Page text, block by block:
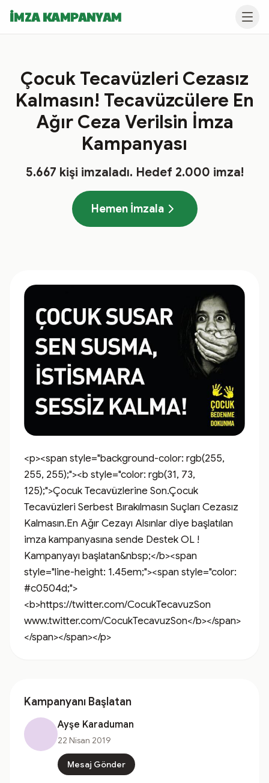
İMZA KAMPANYAM
Çocuk Tecavüzleri Cezasız
Kalmasın! Tecavüzcülere En
Ağır Ceza Verilsin İmza
Kampanyası
5.667 kişi imzaladı. Hedef 2.000 imza!
Hemen İmzala
<p><span style="background-color: rgb(255,
255, 255);"><b style="color: rgb(31, 73,
125);">Çocuk Tecavüzlerine Son.Çocuk
Tecavüzleri Serbest Bırakılmasın Suçları Cezasız
Kalmasın.En Ağır Cezayı Alsınlar diye başlatılan
imza kampanyasına sende Destek OL !
Kampanyayı başlatan&nbsp;</b><span
style="line-height: 1.45em;"><span style="color:
#c0504d;">
<b>https://twitter.com/CocukTecavuzSon
www.twitter.com/CocukTecavuzSon</b></span>
</span></span></p>
Kampanyanı Başlatan
Ayşe Karaduman
22 Nisan 2019
Mesaj Gönder